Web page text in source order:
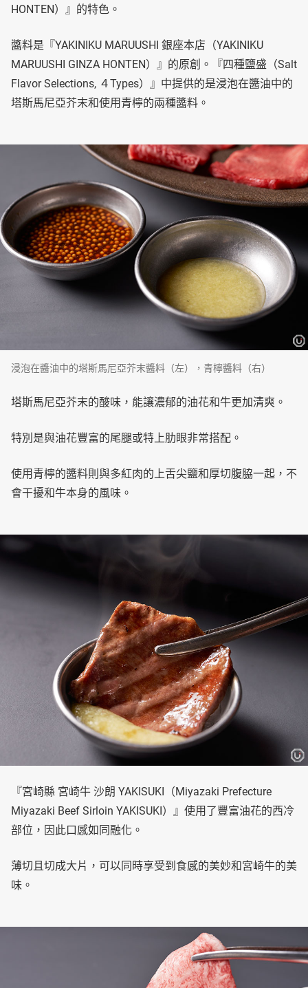
HONTEN）』的特色。
醬料是『YAKINIKU MARUUSHI 銀座本店（YAKINIKU
MARUUSHI GINZA HONTEN）』的原創。『四種鹽盛（Salt
Flavor Selections, ４Types）』中提供的是浸泡在醬油中的
塔斯馬尼亞芥末和使用青檸的兩種醬料。
浸泡在醬油中的塔斯馬尼亞芥末醬料（左），青檸醬料（右）
塔斯馬尼亞芥末的酸味，能讓濃郁的油花和牛更加清爽。
特別是與油花豐富的尾腿或特上肋眼非常搭配。
使用青檸的醬料則與多紅肉的上舌尖鹽和厚切腹脇一起，不
會干擾和牛本身的風味。
『宮崎縣 宮崎牛 沙朗 YAKISUKI（Miyazaki Prefecture
Miyazaki Beef Sirloin YAKISUKI）』使用了豐富油花的西冷
部位，因此口感如同融化。
薄切且切成大片，可以同時享受到食感的美妙和宮崎牛的美
味。